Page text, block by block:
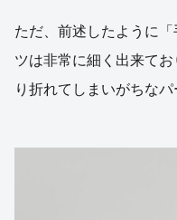
ただ、前述したように
ツは非常に細く出来て
り折れてしまいがちなパ